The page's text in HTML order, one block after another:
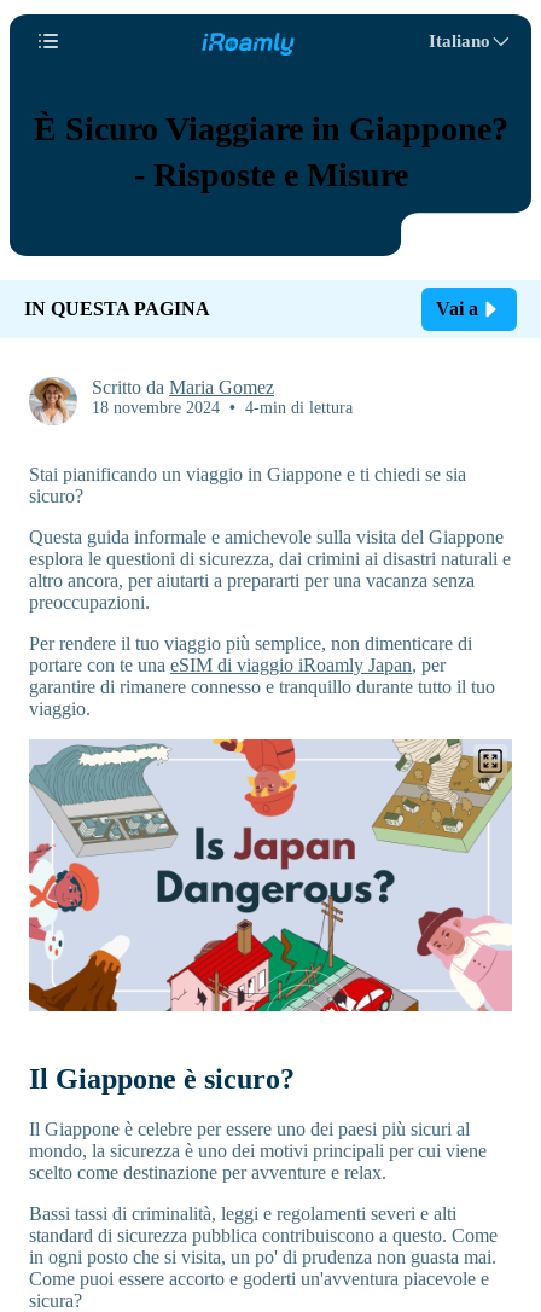
Italiano
È Sicuro Viaggiare in Giappone?
- Risposte e Misure
IN QUESTA PAGINA Vai a
Scritto da Maria Gomez
18 novembre 2024 • 4-min di lettura
Stai pianificando un viaggio in Giappone e ti chiedi se sia
sicuro?
Questa guida informale e amichevole sulla visita del Giappone
esplora le questioni di sicurezza, dai crimini ai disastri naturali e
altro ancora, per aiutarti a prepararti per una vacanza senza
preoccupazioni.
Per rendere il tuo viaggio più semplice, non dimenticare di
portare con te una eSIM di viaggio iRoamly Japan, per
garantire di rimanere connesso e tranquillo durante tutto il tuo
viaggio.
Il Giappone è sicuro?
Il Giappone è celebre per essere uno dei paesi più sicuri al
mondo, la sicurezza è uno dei motivi principali per cui viene
scelto come destinazione per avventure e relax.
Bassi tassi di criminalità, leggi e regolamenti severi e alti
standard di sicurezza pubblica contribuiscono a questo. Come
in ogni posto che si visita, un po' di prudenza non guasta mai.
Come puoi essere accorto e goderti un'avventura piacevole e
sicura?